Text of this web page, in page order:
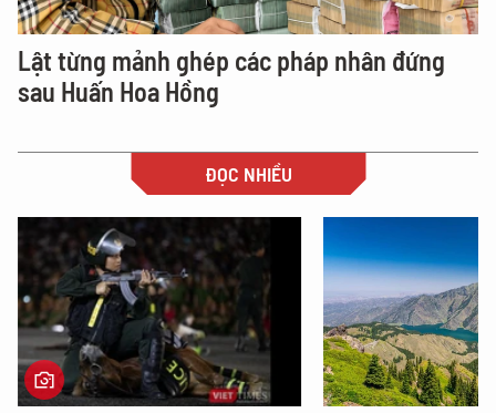
Lật từng mảnh ghép các pháp nhân đứng
sau Huấn Hoa Hồng
ĐỌC NHIỀU